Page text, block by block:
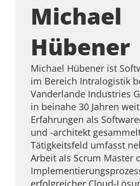
Michael
Hübener
Michael Hübener ist
im Bereich Intralogistik
Vanderlande Industries
in beinahe 30 Jahren
Erfahrungen als
und -architekt
Tätigkeitsfeld umfasst
Arbeit als Scrum Master
erfolgreicher Cloud-